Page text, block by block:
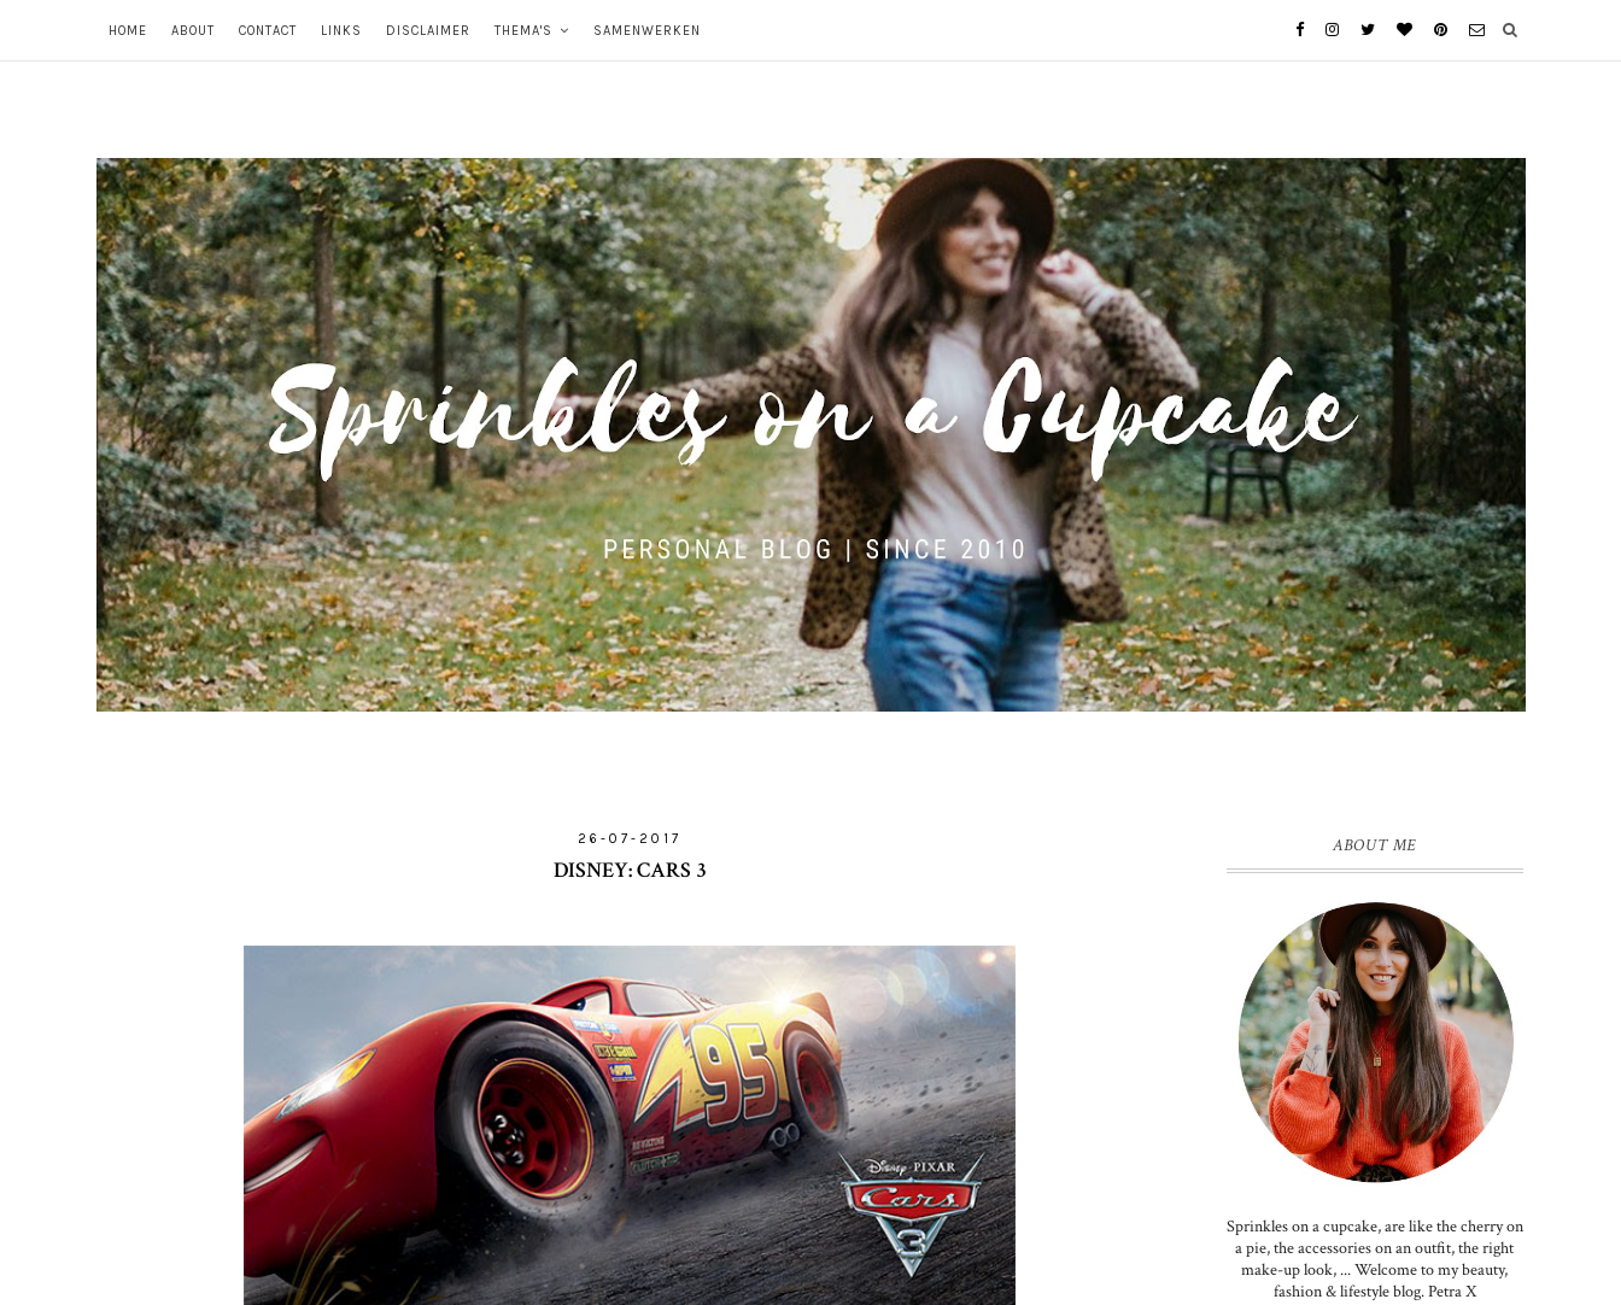
HOME ABOUT CONTACT LINKS DISCLAIMER THEMA'S SAMENWERKEN
26-07-2017
DISNEY: CARS 3
ABOUT ME
Sprinkles on a cupcake, are like the cherry on
a pie, the accessories on an outfit, the right
make-up look, ... Welcome to my beauty,
fashion & lifestyle blog. Petra X